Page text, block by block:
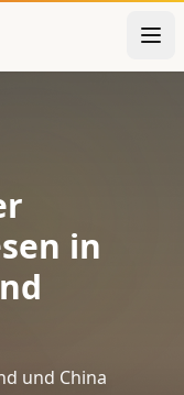
in
und China